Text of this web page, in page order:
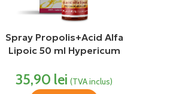
Spray Propolis+Acid Alfa
Lipoic 50 ml Hypericum
35,90 lei (TVA inclus)